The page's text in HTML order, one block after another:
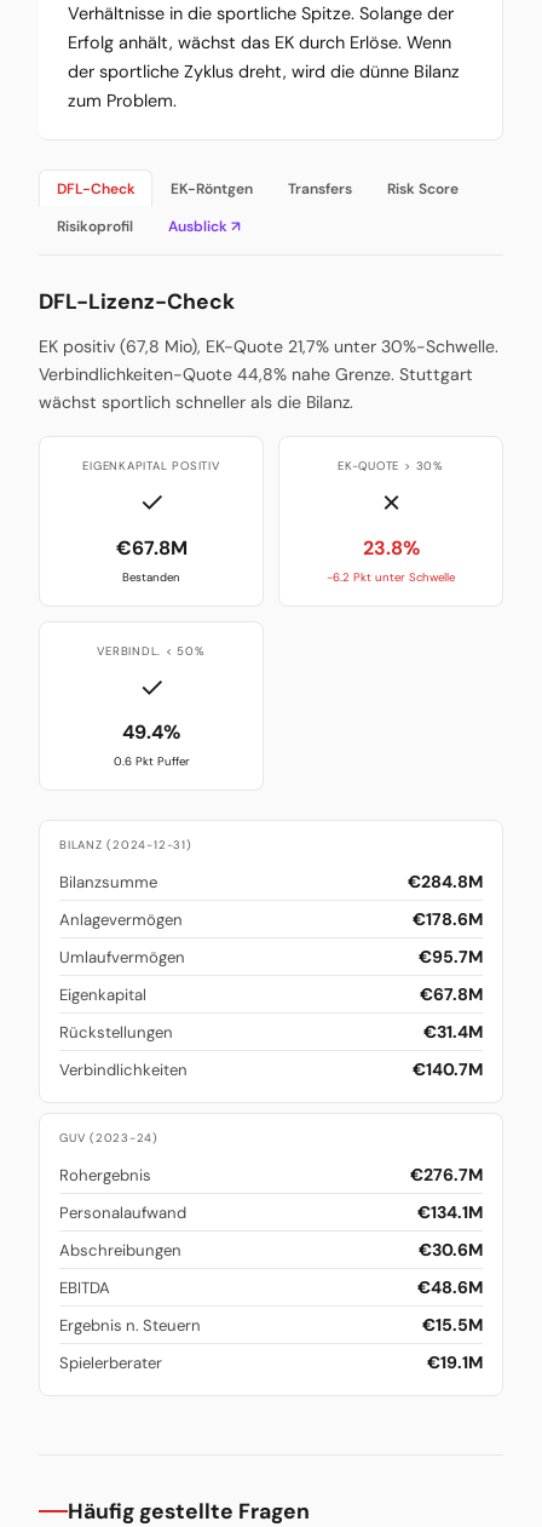
Verhältnisse in die sportliche Spitze. Solange der
Erfolg anhält, wächst das EK durch Erlöse. Wenn
der sportliche Zyklus dreht, wird die dünne Bilanz
zum Problem.
DFL-Check EK-Röntgen Transfers
Risk Score
Risikoprofil
Ausblick ↗
DFL-Lizenz-Check
EK positiv (67,8 Mio), EK-Quote 21,7% unter 30%-Schwelle.
Verbindlichkeiten-Quote 44,8% nahe Grenze. Stuttgart
wächst sportlich schneller als die Bilanz.
EIGENKAPITAL POSITIV
✓
€67.8M
Bestanden
EK-QUOTE > 30%
✗
23.8%
-6.2 Pkt unter Schwelle
VERBINDL. < 50%
✓
49.4%
0.6 Pkt Puffer
BILANZ (2024-12-31)
Bilanzsumme €284.8M
Anlagevermögen €178.6M
Umlaufvermögen €95.7M
Eigenkapital €67.8M
Rückstellungen €31.4M
Verbindlichkeiten €140.7M
GUV (2023-24)
Rohergebnis €276.7M
Personalaufwand €134.1M
Abschreibungen €30.6M
EBITDA €48.6M
Ergebnis n. Steuern €15.5M
Spielerberater €19.1M
Häufig gestellte Fragen